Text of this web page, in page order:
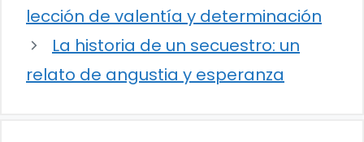
lección de valentía y determinación
La historia de un secuestro: un
relato de angustia y esperanza